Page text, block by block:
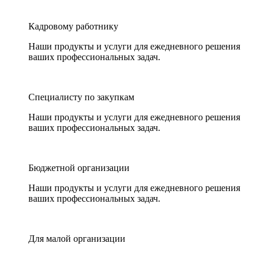
Кадровому работнику
Наши продукты и услуги для ежедневного решения
ваших профессиональных задач.
Специалисту по закупкам
Наши продукты и услуги для ежедневного решения
ваших профессиональных задач.
Бюджетной организации
Наши продукты и услуги для ежедневного решения
ваших профессиональных задач.
Для малой организации